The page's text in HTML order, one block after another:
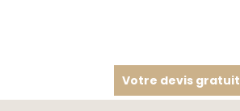
Votre devis gratuit